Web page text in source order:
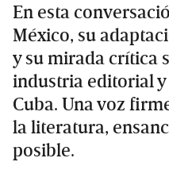
En esta
México, su
y su mirada crítica
industria editorial
Cuba. Una voz
la literatura,
posible.